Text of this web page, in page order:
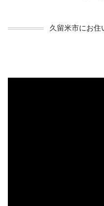
久留米市にお住